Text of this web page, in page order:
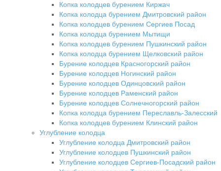
Копка колодцев бурением Киржач
Копка колодца бурением Дмитровский район
Копка колодцев бурением Сергиев Посад
Копка колодца бурением Мытищи
Копка колодцев бурением Пушкинский район
Копка колодца бурением Щелковский район
Бурение колодцев Красногорский район
Бурение колодцев Ногинский район
Бурение колодцев Одинцовский район
Бурение колодцев Раменский район
Бурение колодцев Солнечногорский район
Копка колодца бурением Переславль-Залесский
Копка колодцев бурением Клинский район
Углубление колодца
Углубление колодца Дмитровский район
Углубление колодцев Пушкинский район
Углубление колодцев Сергиев-Посадский район